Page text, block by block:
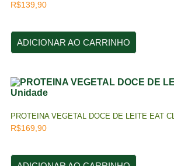
R$139,90
ADICIONAR AO CARRINHO
PROTEINA VEGETAL DOCE DE LEITE EAT
R$169,90